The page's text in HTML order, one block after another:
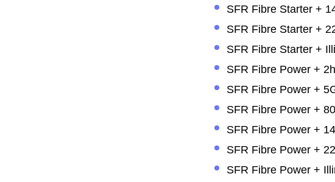
SFR Fibre Starter +
SFR Fibre Starter +
SFR Fibre Starter +
SFR Fibre Power +
SFR Fibre Power +
SFR Fibre Power +
SFR Fibre Power +
SFR Fibre Power +
SFR Fibre Power +